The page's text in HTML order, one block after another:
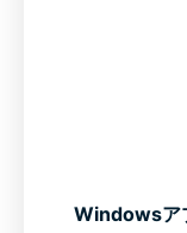
Windowsア